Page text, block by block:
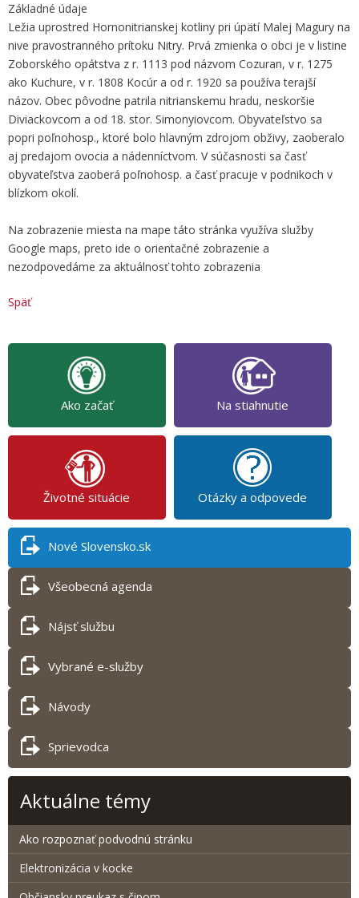
Základné údaje
Ležia uprostred Hornonitrianskej kotliny pri úpätí Malej Magury na
nive pravostranného prítoku Nitry. Prvá zmienka o obci je v listine
Zoborského opátstva z r. 1113 pod názvom Cozuran, v r. 1275
ako Kuchure, v r. 1808 Kocúr a od r. 1920 sa používa terajší
názov. Obec pôvodne patrila nitrianskemu hradu, neskoršie
Diviackovcom a od 18. stor. Simonyiovcom. Obyvateľstvo sa
popri poľnohosp., ktoré bolo hlavným zdrojom obživy, zaoberalo
aj predajom ovocia a nádenníctvom. V súčasnosti sa časť
obyvateľstva zaoberá poľnohosp. a časť pracuje v podnikoch v
blízkom okolí.
Na zobrazenie miesta na mape táto stránka využíva služby
Google maps, preto ide o orientačné zobrazenie a
nezodpovedáme za aktuálnosť tohto zobrazenia
Späť
Ako začať Na stiahnutie
Životné situácie Otázky a odpovede
Nové Slovensko.sk
Všeobecná agenda
Nájsť službu
Vybrané e-služby
Návody
Sprievodca
Aktuálne témy
Ako rozpoznať podvodnú stránku
Elektronizácia v kocke